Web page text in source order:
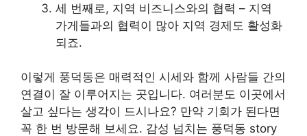
세 번째로, 지역 비즈니스와의 협력 – 지역
가게들과의 협력이 많아 지역 경제도 활성화
되죠.
이렇게 풍덕동은 매력적인 시세와 함께 사람들 간의
연결이 잘 이루어지는 곳입니다. 여러분도 이곳에서
살고 싶다는 생각이 드시나요? 만약 기회가 된다면
꼭 한 번 방문해 보세요. 감성 넘치는 풍덕동 story